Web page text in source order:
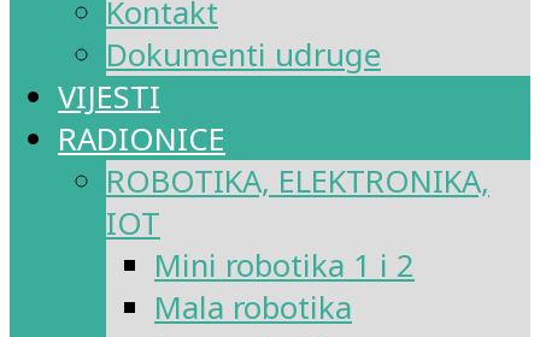
Kontakt
Dokumenti udruge
VIJESTI
RADIONICE
ROBOTIKA, ELEKTRONIKA,
IOT
Mini robotika 1 i 2
Mala robotika